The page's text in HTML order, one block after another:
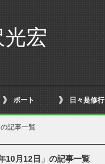
宏
ボート 日々是修行
記事一覧
10月12日」の記事一覧